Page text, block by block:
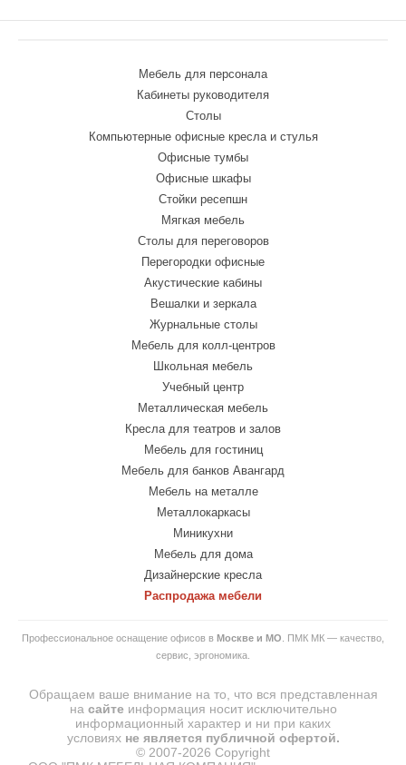
Мебель для персонала
Кабинеты руководителя
Столы
Компьютерные офисные кресла и стулья
Офисные тумбы
Офисные шкафы
Стойки ресепшн
Мягкая мебель
Столы для переговоров
Перегородки офисные
Акустические кабины
Вешалки и зеркала
Журнальные столы
Мебель для колл-центров
Школьная мебель
Учебный центр
Металлическая мебель
Кресла для театров и залов
Мебель для гостиниц
Мебель для банков Авангард
Мебель на металле
Металлокаркасы
Миникухни
Мебель для дома
Дизайнерские кресла
Распродажа мебели
Профессиональное оснащение офисов в Москве и МО . ПМК МК — качество,
сервис, эргономика.
Обращаем ваше внимание на то, что вся представленная
на сайте информация носит исключительно
информационный характер и ни при каких
условиях не является публичной офертой.
© 2007-2026 Copyright